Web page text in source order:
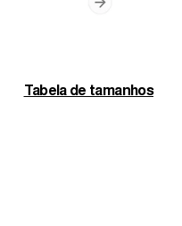
Tabela de tamanhos